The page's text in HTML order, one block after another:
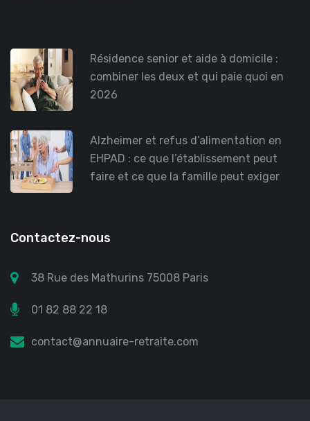
Résidence senior et aide à domicile :
combiner les deux et qui paie quoi en
2026
Alzheimer et refus d’alimentation en
EHPAD : ce que l’établissement peut
faire et ce que la famille peut exiger
Contactez-nous
38 Rue des Mathurins 75008 Paris
01 82 88 22 18
contact@annuaire-retraite.com